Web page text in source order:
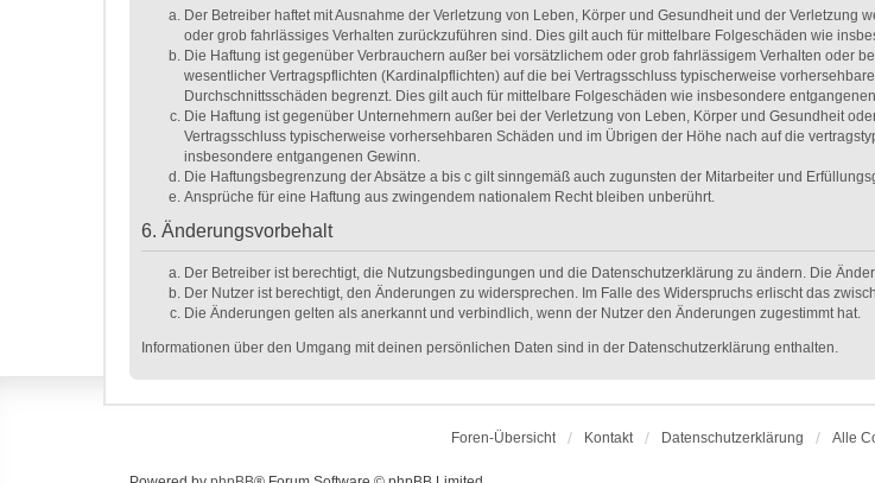
Der Betreiber haftet mit Ausnahme der Verletzung von Leben, Körper und Gesundheit und der
oder grob fahrlässiges Verhalten zurückzuführen sind. Dies gilt auch für mittelbare Folgeschäden wie
Die Haftung ist gegenüber Verbrauchern außer bei vorsätzlichem oder grob fahrlässigem Verhalten oder
wesentlicher Vertragspflichten (Kardinalpflichten) auf die bei Vertragsschluss typischerweise
Durchschnittsschäden begrenzt. Dies gilt auch für mittelbare Folgeschäden wie insbesondere
Die Haftung ist gegenüber Unternehmern außer bei der Verletzung von Leben, Körper und Gesundheit
Vertragsschluss typischerweise vorhersehbaren Schäden und im Übrigen der Höhe nach auf die
insbesondere entgangenen Gewinn.
Die Haftungsbegrenzung der Absätze a bis c gilt sinngemäß auch zugunsten der Mitarbeiter und
Ansprüche für eine Haftung aus zwingendem nationalem Recht bleiben unberührt.
6. Änderungsvorbehalt
Der Betreiber ist berechtigt, die Nutzungsbedingungen und die Datenschutzerklärung zu ändern. Die
Der Nutzer ist berechtigt, den Änderungen zu widersprechen. Im Falle des Widerspruchs erlischt das
Die Änderungen gelten als anerkannt und verbindlich, wenn der Nutzer den Änderungen zugestimmt hat.
Informationen über den Umgang mit deinen persönlichen Daten sind in der Datenschutzerklärung enthalten.
Foren-Übersicht Kontakt Datenschutzerklärung Alle